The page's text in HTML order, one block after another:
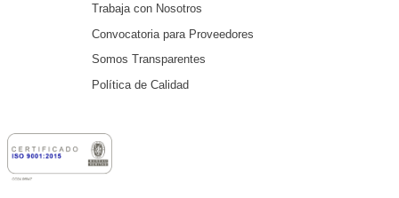
Trabaja con Nosotros
Convocatoria para Proveedores
Somos Transparentes
Política de Calidad